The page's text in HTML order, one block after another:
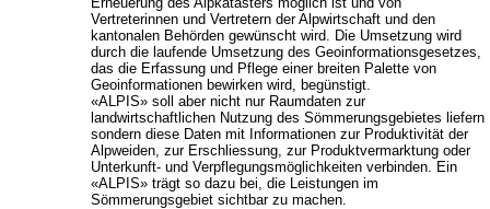
Vertreterinnen und Vertretern der Alpwirtschaft und den
kantonalen Behörden gewünscht wird. Die Umsetzung wird
durch die laufende Umsetzung des Geoinformationsgesetzes,
das die Erfassung und Pflege einer breiten Palette von
Geoinformationen bewirken wird, begünstigt.
«ALPIS» soll aber nicht nur Raumdaten zur
landwirtschaftlichen Nutzung des Sömmerungsgebietes liefern
sondern diese Daten mit Informationen zur Produktivität der
Alpweiden, zur Erschliessung, zur Produktvermarktung oder
Unterkunft- und Verpflegungsmöglichkeiten verbinden. Ein
«ALPIS» trägt so dazu bei, die Leistungen im
Sömmerungsgebiet sichtbar zu machen.